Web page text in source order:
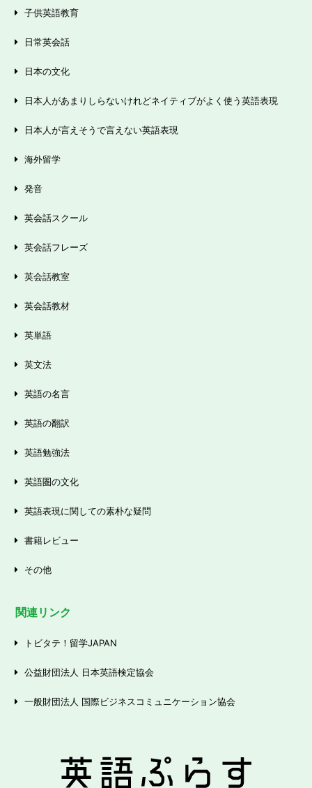
子供英語教育
日常英会話
日本の文化
日本人があまりしらないけれどネイティブがよく使う英語表現
日本人が言えそうで言えない英語表現
海外留学
発音
英会話スクール
英会話フレーズ
英会話教室
英会話教材
英単語
英文法
英語の名言
英語の翻訳
英語勉強法
英語圏の文化
英語表現に関しての素朴な疑問
書籍レビュー
その他
関連リンク
トビタテ！留学JAPAN
公益財団法人 日本英語検定協会
一般財団法人 国際ビジネスコミュニケーション協会